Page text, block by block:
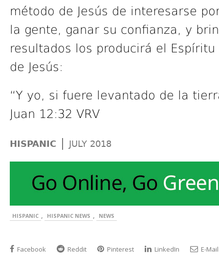
método de Jesús de interesarse
la gente, ganar su confianza, y
resultados los producirá el
de Jesús:
“Y yo, si fuere levantado de la
Juan 12:32 VRV
HISPANIC | JULY 2018
HISPANIC , HISPANIC NEWS , NEWS
Facebook Reddit Pinterest LinkedIn E-Mail